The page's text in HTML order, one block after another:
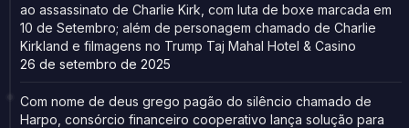
ao assassinato de Charlie Kirk, com luta de boxe marcada em
10 de Setembro; além de personagem chamado de Charlie
Kirkland e filmagens no Trump Taj Mahal Hotel & Casino
26 de setembro de 2025
Com nome de deus grego pagão do silêncio chamado de
Harpo, consórcio financeiro cooperativo lança solução para